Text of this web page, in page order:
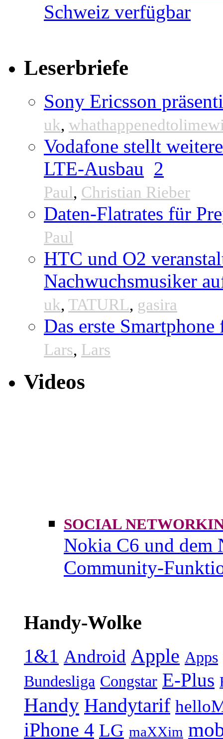
Leserbriefe
Sony Ericsson
uk,
Vodafone stellt
LTE-Ausbau 2
Paul, Christian Rieber
Daten-Flatrates für
Paul
HTC und O2
Nachwuchsmusiker
uk, TATURL, gasira
Das erste
Lars, Lars
Videos
SOCIAL
Nokia C6 und dem
Community-
Handy-Wolke
1&1 Android Apple Apps
Bundesliga Congstar E-Plus
Handy Handytarif
iPhone 4 LG maXXim